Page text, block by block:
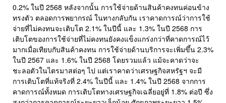
0.2% ในปี 2568 หลังจากนั้น การใช้จ่ายด้านสินค้าคงทนค่อนข้าง
ทรงตัว ตลอดการพยากรณ์ ในทางกลับกัน เราคาดการณ์ว่าการใช้
จ่ายที่ไม่คงทนจะเติบโต 2.1% ในปีนี้ และ 1.3% ในปี 2568 การ
เติบโตของการใช้จ่ายที่ไม่คงทนยังคงแข็งแกร่งกว่าที่คาดการณ์ไว้
มากเมื่อเทียบกับสินค้าคงทน การใช้จ่ายด้านบริการจะเพิ่มขึ้น 2.3%
ในปี 2567 และ 1.6% ในปี 2568 โดยรวมแล้ว แม้จะคาดว่าจะ
ชะลอตัวในไตรมาสต่อๆ ไป แต่เราคาดว่าเศรษฐกิจสหรัฐฯ จะมี
การเติบโตที่แท้จริงที่ 2.4% ในปีนี้ และ 1.4% ในปี 2568 จากการ
คาดการณ์ทั้งหมด การเติบโตทางเศรษฐกิจเฉลี่ยอยู่ที่ 1.8% ต่อปี ซึ่ง